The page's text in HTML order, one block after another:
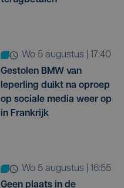
wo 5 augustus | 17:40
Gestolen BMW van
Ieperling duikt na oproep
op sociale media weer op
in Frankrijk
wo 5 augustus | 16:55
Geen plaats in de